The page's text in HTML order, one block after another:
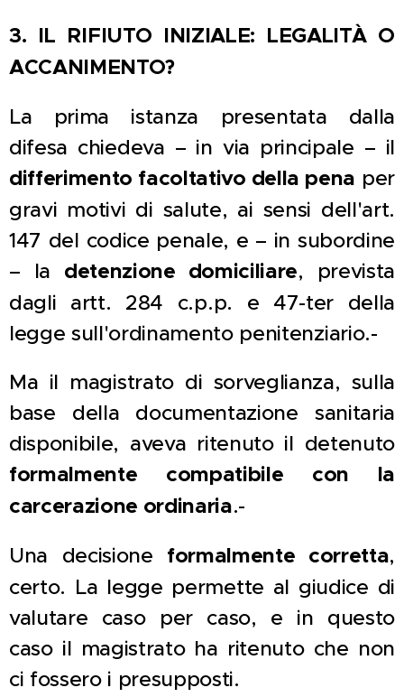
3. IL RIFIUTO INIZIALE: LEGALITÀ O
ACCANIMENTO?
La prima istanza presentata dalla
difesa chiedeva – in via principale – il
differimento facoltativo della pena per
gravi motivi di salute, ai sensi dell'art.
147 del codice penale, e – in subordine
– la detenzione domiciliare, prevista
dagli artt. 284 c.p.p. e 47-ter della
legge sull'ordinamento penitenziario.-
Ma il magistrato di sorveglianza, sulla
base della documentazione sanitaria
disponibile, aveva ritenuto il detenuto
formalmente compatibile con la
carcerazione ordinaria.-
Una decisione formalmente corretta,
certo. La legge permette al giudice di
valutare caso per caso, e in questo
caso il magistrato ha ritenuto che non
ci fossero i presupposti.